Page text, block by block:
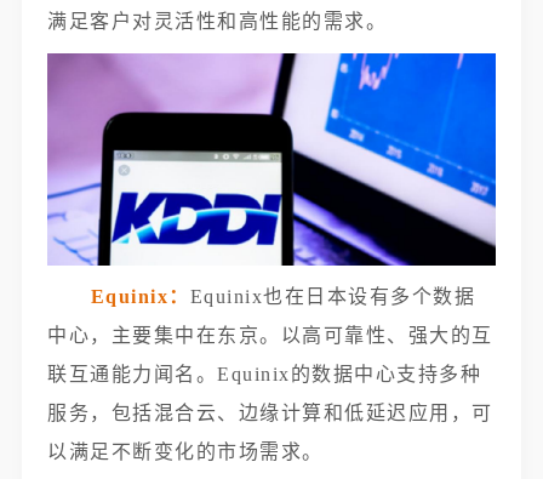
满足客户对灵活性和高性能的需求。
Equinix： Equinix也在日本设有多个数据
中心，主要集中在东京。以高可靠性、强大的互
联互通能力闻名。Equinix的数据中心支持多种
服务，包括混合云、边缘计算和低延迟应用，可
以满足不断变化的市场需求。